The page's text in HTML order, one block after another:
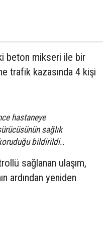
beton mikseri ile bir
trafik kazasında 4 kişi
hastaneye
sağlık
bildirildi..
sağlanan ulaşım,
ardından yeniden